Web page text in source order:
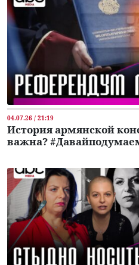
04.07.26 / 21:19
История армянской
важна?